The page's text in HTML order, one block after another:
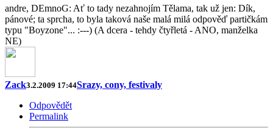
andre, DEmnoG: Ať to tady nezahnojím Tělama, tak už jen: Dík,
pánové; ta sprcha, to byla taková naše malá milá odpověď partičkám
typu "Boyzone"... :---) (A dcera - tehdy čtyřletá - ANO, manželka
NE)
Zack3.2.2009 17:44Srazy, cony, festivaly
Odpovědět
Permalink